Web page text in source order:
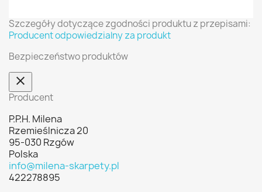
Szczegóły dotyczące zgodności produktu z przepisami:
Producent odpowiedzialny za produkt
Bezpieczeństwo produktów
Producent
P.P.H. Milena
Rzemieślnicza 20
95-030 Rzgów
Polska
info@milena-skarpety.pl
422278895